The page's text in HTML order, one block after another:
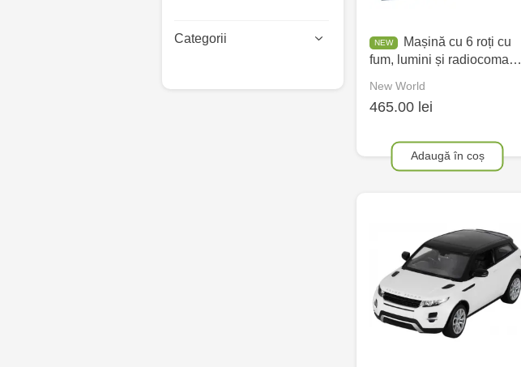
Categorii
Mașină cu 6 roți cu
fum, lumini și radiocoma…
New World
465.00 lei
Adaugă în coș